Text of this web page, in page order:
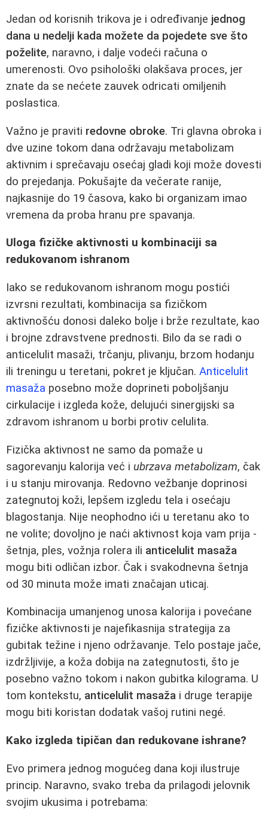
Jedan od korisnih trikova je i određivanje jednog
dana u nedelji kada možete da pojedete sve što
poželite, naravno, i dalje vodeći računa o
umerenosti. Ovo psihološki olakšava proces, jer
znate da se nećete zauvek odricati omiljenih
poslastica.
Važno je praviti redovne obroke. Tri glavna obroka i
dve uzine tokom dana održavaju metabolizam
aktivnim i sprečavaju osećaj gladi koji može dovesti
do prejedanja. Pokušajte da večerate ranije,
najkasnije do 19 časova, kako bi organizam imao
vremena da proba hranu pre spavanja.
Uloga fizičke aktivnosti u kombinaciji sa
redukovanom ishranom
Iako se redukovanom ishranom mogu postići
izvrsni rezultati, kombinacija sa fizičkom
aktivnošću donosi daleko bolje i brže rezultate, kao
i brojne zdravstvene prednosti. Bilo da se radi o
anticelulit masaži, trčanju, plivanju, brzom hodanju
ili treningu u teretani, pokret je ključan. Anticelulit
masaža posebno može doprineti poboljšanju
cirkulacije i izgleda kože, delujući sinergijski sa
zdravom ishranom u borbi protiv celulita.
Fizička aktivnost ne samo da pomaže u
sagorevanju kalorija već i ubrzava metabolizam, čak
i u stanju mirovanja. Redovno vežbanje doprinosi
zategnutoj koži, lepšem izgledu tela i osećaju
blagostanja. Nije neophodno ići u teretanu ako to
ne volite; dovoljno je naći aktivnost koja vam prija -
šetnja, ples, vožnja rolera ili anticelulit masaža
mogu biti odličan izbor. Čak i svakodnevna šetnja
od 30 minuta može imati značajan uticaj.
Kombinacija umanjenog unosa kalorija i povećane
fizičke aktivnosti je najefikasnija strategija za
gubitak težine i njeno održavanje. Telo postaje jače,
izdržljivije, a koža dobija na zategnutosti, što je
posebno važno tokom i nakon gubitka kilograma. U
tom kontekstu, anticelulit masaža i druge terapije
mogu biti koristan dodatak vašoj rutini negé.
Kako izgleda tipičan dan redukovane ishrane?
Evo primera jednog mogućeg dana koji ilustruje
princip. Naravno, svako treba da prilagodi jelovnik
svojim ukusima i potrebama: